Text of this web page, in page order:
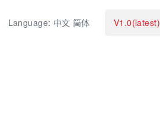
Language: 中文 简体 V1.0(latest)